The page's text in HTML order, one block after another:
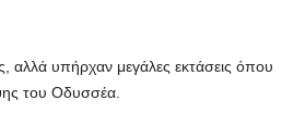
αλλά υπήρχαν μεγάλες εκτάσεις όπου
του Οδυσσέα.